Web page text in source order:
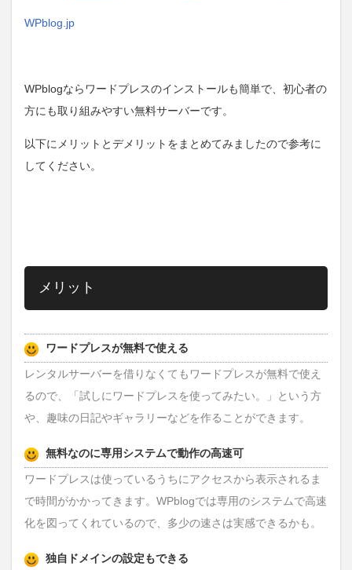
WPblog.jp
WPblogならワードプレスのインストールも簡単で、初心者の
方にも取り組みやすい無料サーバーです。
以下にメリットとデメリットをまとめてみましたので参考に
してください。
メリット
ワードプレスが無料で使える
レンタルサーバーを借りなくてもワードプレスが無料で使え
るので、「試しにワードプレスを使ってみたい。」という方
や、趣味の日記やギャラリーなどを作ることができます。
無料なのに専用システムで動作の高速可
ワードプレスは使っているうちにアクセスから表示されるま
で時間がかかってきます。WPblogでは専用のシステムで高速
化を図ってくれているので、多少の速さは実感できるかも。
独自ドメインの設定もできる